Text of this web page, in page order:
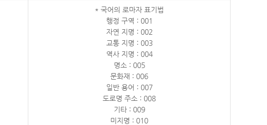
* 국어의 로마자 표기법
행정 구역 : 001
자연 지명 : 002
교통 지명 : 003
역사 지명 : 004
명소 : 005
문화재 : 006
일반 용어 : 007
도로명 주소 : 008
기타 : 009
미지명 : 010